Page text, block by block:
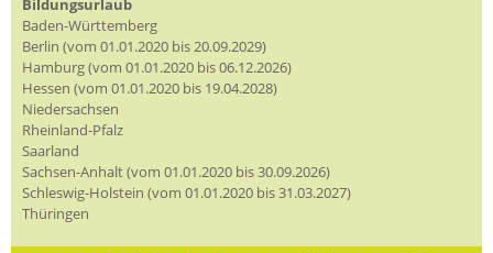
Bildungsurlaub
Baden-Württemberg
Berlin (vom 01.01.2020 bis 20.09.2029)
Hamburg (vom 01.01.2020 bis 06.12.2026)
Hessen (vom 01.01.2020 bis 19.04.2028)
Niedersachsen
Rheinland-Pfalz
Saarland
Sachsen-Anhalt (vom 01.01.2020 bis 30.09.2026)
Schleswig-Holstein (vom 01.01.2020 bis 31.03.2027)
Thüringen